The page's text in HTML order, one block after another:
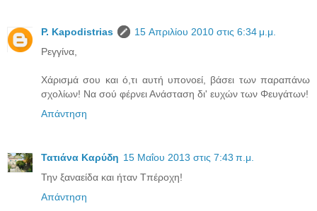
P. Kapodistrias
15 Απριλίου 2010 στις 6:34 μ.μ.
Ρεγγίνα,
Χάρισμά σου και ό,τι αυτή υπονοεί, βάσει των παραπάνω
σχολίων! Να σού φέρνει Ανάσταση δι' ευχών των Φευγάτων!
Απάντηση
Τατιάνα Καρύδη 15 Μαΐου 2013 στις 7:43 π.μ.
Την ξαναείδα και ήταν Τπέροχη!
Απάντηση